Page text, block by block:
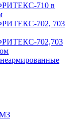
710 в
702, 703
702,703